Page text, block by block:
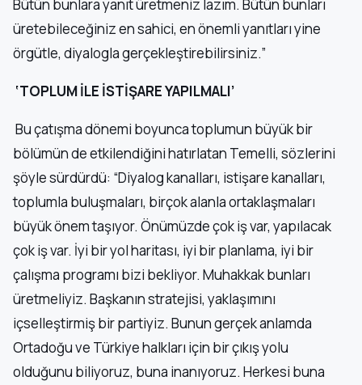
Bütün bunlara yanıt üretmeniz lazım. Bütün bunları
üretebileceğiniz en sahici, en önemli yanıtları yine
örgütle, diyalogla gerçekleştirebilirsiniz.”
‘TOPLUM İLE İSTİŞARE YAPILMALI’
Bu çatışma dönemi boyunca toplumun büyük bir
bölümün de etkilendiğini hatırlatan Temelli, sözlerini
şöyle sürdürdü: “Diyalog kanalları, istişare kanalları,
toplumla buluşmaları, birçok alanla ortaklaşmaları
büyük önem taşıyor. Önümüzde çok iş var, yapılacak
çok iş var. İyi bir yol haritası, iyi bir planlama, iyi bir
çalışma programı bizi bekliyor. Muhakkak bunları
üretmeliyiz. Başkanın stratejisi, yaklaşımını
içselleştirmiş bir partiyiz. Bunun gerçek anlamda
Ortadoğu ve Türkiye halkları için bir çıkış yolu
olduğunu biliyoruz, buna inanıyoruz. Herkesi buna